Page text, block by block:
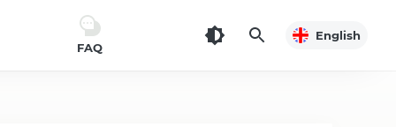
FAQ
English